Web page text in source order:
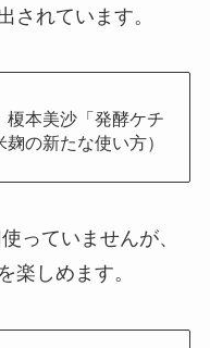
されています。
榎本美沙「発酵ケチ
の新たな使い方）
っていませんが、
楽しめます。